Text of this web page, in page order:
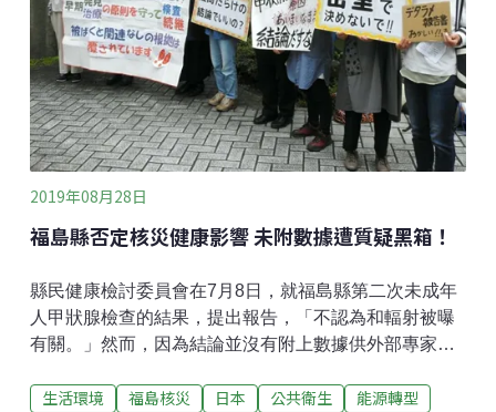
2019年08月28日
福島縣否定核災健康影響 未附數據遭質疑黑箱！
縣民健康檢討委員會在7月8日，就福島縣第二次未成年
人甲狀腺檢查的結果，提出報告，「不認為和輻射被曝
有關。」然而，因為結論並沒有附上數據供外部專家檢
「報告問題一堆」。日本環保團體「地球之友」分析，
生活環境 福島核災 日本 公共衛生
能源轉型